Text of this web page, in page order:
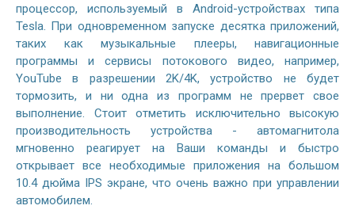
процессор, используемый в Android-устройствах типа
Tesla. При одновременном запуске десятка приложений,
таких как музыкальные плееры, навигационные
программы и сервисы потокового видео, например,
YouTube в разрешении 2K/4K, устройство не будет
тормозить, и ни одна из программ не прервет свое
выполнение. Стоит отметить исключительно высокую
производительность устройства - автомагнитола
мгновенно реагирует на Ваши команды и быстро
открывает все необходимые приложения на большом
10.4 дюйма IPS экране, что очень важно при управлении
автомобилем.